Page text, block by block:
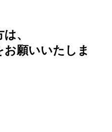
、
お願いいたしま